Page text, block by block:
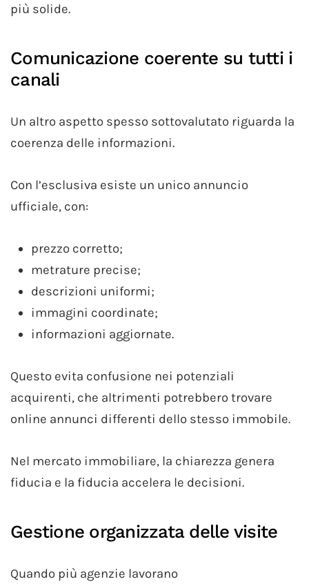
più solide.
Comunicazione coerente su tutti i
canali
Un altro aspetto spesso sottovalutato riguarda la
coerenza delle informazioni.
Con l’esclusiva esiste un unico annuncio
ufficiale, con:
prezzo corretto;
metrature precise;
descrizioni uniformi;
immagini coordinate;
informazioni aggiornate.
Questo evita confusione nei potenziali
acquirenti, che altrimenti potrebbero trovare
online annunci differenti dello stesso immobile.
Nel mercato immobiliare, la chiarezza genera
fiducia e la fiducia accelera le decisioni.
Gestione organizzata delle visite
Quando più agenzie lavorano